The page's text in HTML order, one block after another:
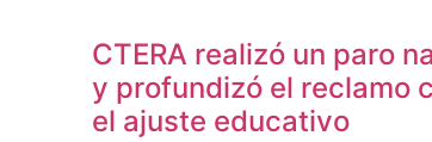
CTERA realizó un paro
y profundizó el reclamo
el ajuste educativo